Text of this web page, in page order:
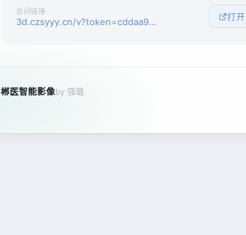
访问链接
3d.czsyyy.cn/v?token=cddaa9… 打开
郴医智能影像by 强璐